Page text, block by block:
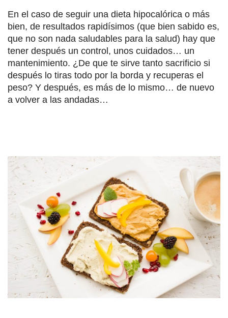
En el caso de seguir una dieta hipocalórica o más
bien, de resultados rapidísimos (que bien sabido es,
que no son nada saludables para la salud) hay que
tener después un control, unos cuidados… un
mantenimiento. ¿De que te sirve tanto sacrificio si
después lo tiras todo por la borda y recuperas el
peso? Y después, es más de lo mismo… de nuevo
a volver a las andadas…